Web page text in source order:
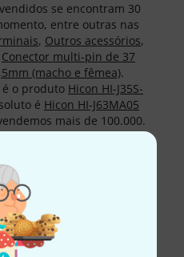
se encontram 30
entre outras nas
, Outros acessórios,
Conector multi-pin de 37
(macho e fêmea).
o produto Hicon HI-J35S-
é Hicon HI-J63MA05
mais de 100.000.
fabricante concede uma
acerca do
contactar-nos